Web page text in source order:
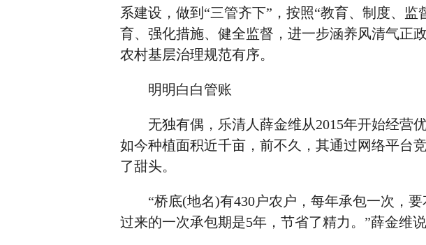
系建设，做到“三管齐下”，按照“教育、制度、
育、强化措施、健全监督，进一步涵养风清气正
农村基层治理规范有序。
明明白白管账
无独有偶，乐清人薛金维从2015年开始经营优
如今种植面积近千亩，前不久，其通过网络平台
了甜头。
“桥底(地名)有430户农户，每年承包一次，要
过来的一次承包期是5年，节省了精力。”薛金维说